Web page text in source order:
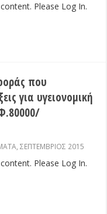
Please Log In.
που
για υγειονομική
,ΣΕΠΤΕΜΒΡΙΟΣ 2015
Please Log In.